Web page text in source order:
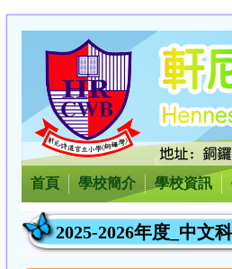
首頁 學校簡介 學校資訊
2025-2026年度_中文